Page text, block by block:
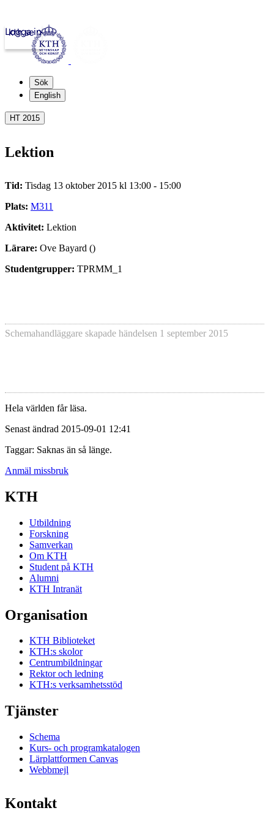
kth.se
Logga in
Sök
English
HT 2015
Lektion
Tid: Tisdag 13 oktober 2015 kl 13:00 - 15:00
Plats: M311
Aktivitet: Lektion
Lärare: Ove Bayard ()
Studentgrupper: TPRMM_1
Schemahandläggare skapade händelsen 1 september 2015
Hela världen får läsa.
Senast ändrad 2015-09-01 12:41
Taggar: Saknas än så länge.
Anmäl missbruk
KTH
Utbildning
Forskning
Samverkan
Om KTH
Student på KTH
Alumni
KTH Intranät
Organisation
KTH Biblioteket
KTH:s skolor
Centrumbildningar
Rektor och ledning
KTH:s verksamhetsstöd
Tjänster
Schema
Kurs- och programkatalogen
Lärplattformen Canvas
Webbmejl
Kontakt